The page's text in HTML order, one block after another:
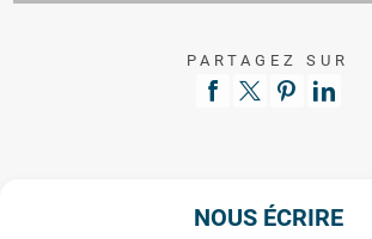
PARTAGEZ SUR
NOUS ÉCRIRE